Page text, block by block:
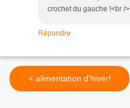
crochet du gauche !<br /
Répondre
< alimentation d'hiver!